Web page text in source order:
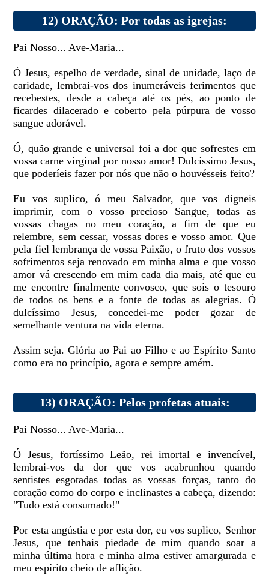
12) ORAÇÃO: Por todas as igrejas:
Pai Nosso... Ave-Maria...
Ó Jesus, espelho de verdade, sinal de unidade, laço de
caridade, lembrai-vos dos inumeráveis ferimentos que
recebestes, desde a cabeça até os pés, ao ponto de
ficardes dilacerado e coberto pela púrpura de vosso
sangue adorável.
Ó, quão grande e universal foi a dor que sofrestes em
vossa carne virginal por nosso amor! Dulcíssimo Jesus,
que poderíeis fazer por nós que não o houvésseis feito?
Eu vos suplico, ó meu Salvador, que vos digneis
imprimir, com o vosso precioso Sangue, todas as
vossas chagas no meu coração, a fim de que eu
relembre, sem cessar, vossas dores e vosso amor. Que
pela fiel lembrança de vossa Paixão, o fruto dos vossos
sofrimentos seja renovado em minha alma e que vosso
amor vá crescendo em mim cada dia mais, até que eu
me encontre finalmente convosco, que sois o tesouro
de todos os bens e a fonte de todas as alegrias. Ó
dulcíssimo Jesus, concedei-me poder gozar de
semelhante ventura na vida eterna.
Assim seja. Glória ao Pai ao Filho e ao Espírito Santo
como era no princípio, agora e sempre amém.
13) ORAÇÃO: Pelos profetas atuais:
Pai Nosso... Ave-Maria...
Ó Jesus, fortíssimo Leão, rei imortal e invencível,
lembrai-vos da dor que vos acabrunhou quando
sentistes esgotadas todas as vossas forças, tanto do
coração como do corpo e inclinastes a cabeça, dizendo:
"Tudo está consumado!"
Por esta angústia e por esta dor, eu vos suplico, Senhor
Jesus, que tenhais piedade de mim quando soar a
minha última hora e minha alma estiver amargurada e
meu espírito cheio de aflição.